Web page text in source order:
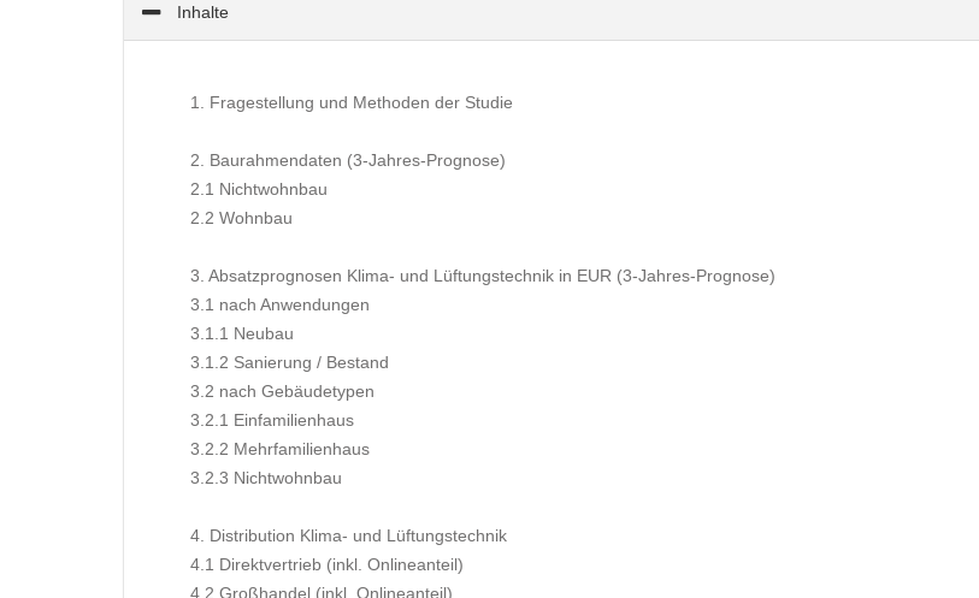
Inhalte
1. Fragestellung und Methoden der Studie
2. Baurahmendaten (3-Jahres-Prognose)
2.1 Nichtwohnbau
2.2 Wohnbau
3. Absatzprognosen Klima- und Lüftungstechnik in EUR (3-Jahres-Prognose)
3.1 nach Anwendungen
3.1.1 Neubau
3.1.2 Sanierung / Bestand
3.2 nach Gebäudetypen
3.2.1 Einfamilienhaus
3.2.2 Mehrfamilienhaus
3.2.3 Nichtwohnbau
4. Distribution Klima- und Lüftungstechnik
4.1 Direktvertrieb (inkl. Onlineanteil)
4.2 Großhandel (inkl. Onlineanteil)